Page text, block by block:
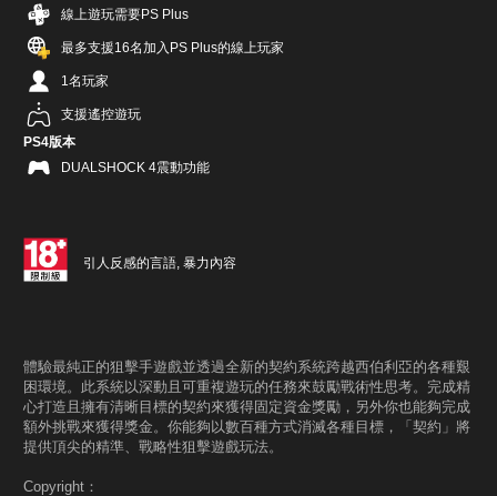
線上遊玩需要PS Plus
最多支援16名加入PS Plus的線上玩家
1名玩家
支援遙控遊玩
PS4版本
DUALSHOCK 4震動功能
引人反感的言語, 暴力內容
體驗最純正的狙擊手遊戲並透過全新的契約系統跨越西伯利亞的各種艱
困環境。此系統以深動且可重複遊玩的任務來鼓勵戰術性思考。完成精
心打造且擁有清晰目標的契約來獲得固定資金獎勵，另外你也能夠完成
額外挑戰來獲得獎金。你能夠以數百種方式消滅各種目標，「契約」將
提供頂尖的精準、戰略性狙擊遊戲玩法。
Copyright：